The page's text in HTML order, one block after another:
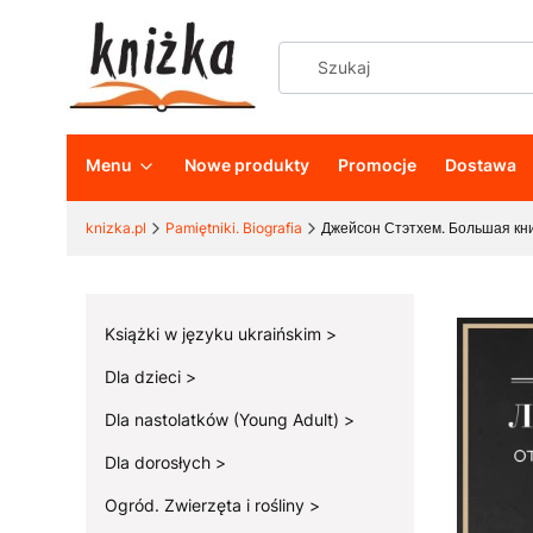
Menu Nowe produkty Promocje Dostawa
knizka.pl Pamiętniki. Biografia Джейсон Стэтхем. Большая
Książki w języku ukraińskim
Dla dzieci
Dla nastolatków (Young Adult)
Dla dorosłych
Ogród. Zwierzęta i rośliny